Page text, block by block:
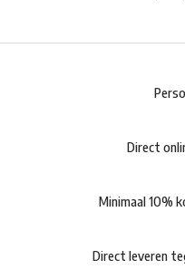
Waar ben je naar op
Direct
Minimaal 10%
Direct leveren